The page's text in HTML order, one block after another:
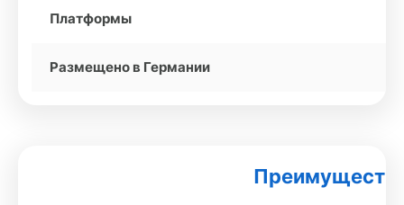
Платформы
Размещено в Германии